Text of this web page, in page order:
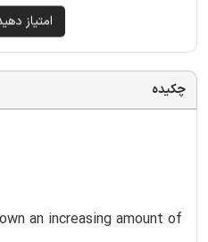
چکیده
an increasing amount of